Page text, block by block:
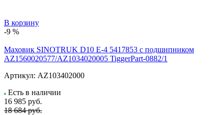
В корзину
-9 %
Маховик SINOTRUK D10 E-4 5417853 с подшипником
AZ1560020577/AZ1034020005 TiggerPart-0882/1
Артикул: AZ103402000
Есть в наличии
16 985 руб.
18 684 руб.